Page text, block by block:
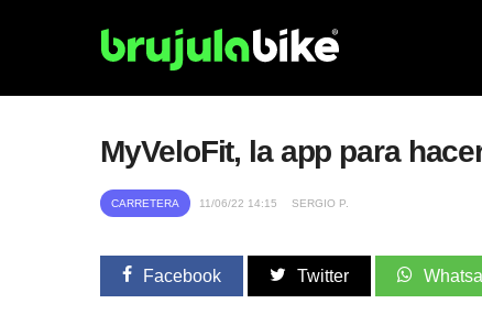
MyVeloFit, la app para
CARRETERA 11/06/22 14:15 SERGIO P.
Facebook Twitter